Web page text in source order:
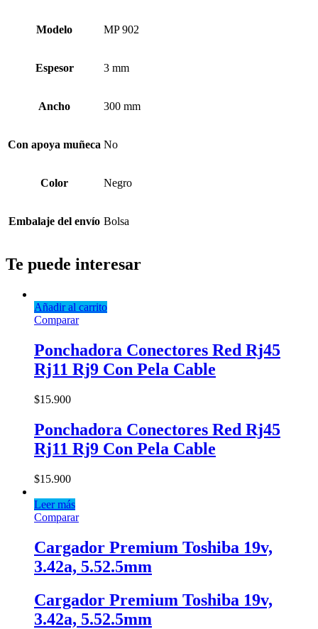
Modelo MP 902
Espesor 3 mm
Ancho 300 mm
Con apoya muñeca No
Color Negro
Embalaje del envío Bolsa
Te puede interesar
Añadir al carrito
Comparar
Ponchadora Conectores Red Rj45
Rj11 Rj9 Con Pela Cable
$15.900
Ponchadora Conectores Red Rj45
Rj11 Rj9 Con Pela Cable
$15.900
Leer más
Comparar
Cargador Premium Toshiba 19v,
3.42a, 5.52.5mm
Cargador Premium Toshiba 19v,
3.42a, 5.52.5mm